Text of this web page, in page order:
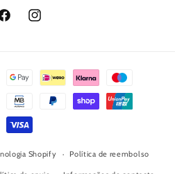
Instagram
Shopify Política de reembolso